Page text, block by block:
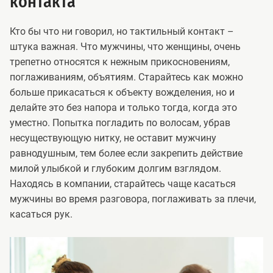
Кто бы что ни говорил, но тактильный контакт –
штука важная. Что мужчины, что женщины, очень
трепетно относятся к нежным прикосновениям,
поглаживаниям, объятиям. Старайтесь как можно
больше прикасаться к объекту вожделения, но и
делайте это без напора и только тогда, когда это
уместно. Попытка погладить по волосам, убрав
несуществующую нитку, не оставит мужчину
равнодушным, тем более если закрепить действие
милой улыбкой и глубоким долгим взглядом.
Находясь в компании, старайтесь чаще касаться
мужчины во время разговора, поглаживать за плечи,
касаться рук.